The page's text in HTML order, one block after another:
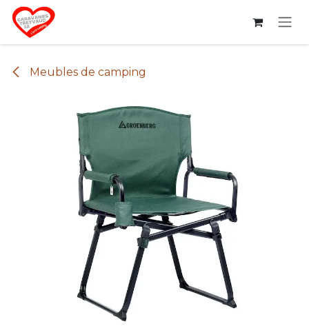
Se rendre au contenu
Meubles de camping